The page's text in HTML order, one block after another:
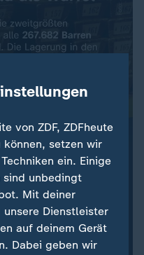
von ZDF, ZDFheute
können, setzen wir
ein. Einige
sind unbedingt
Mit deiner
Dienstleister
auf deinem Gerät
Dabei geben wir